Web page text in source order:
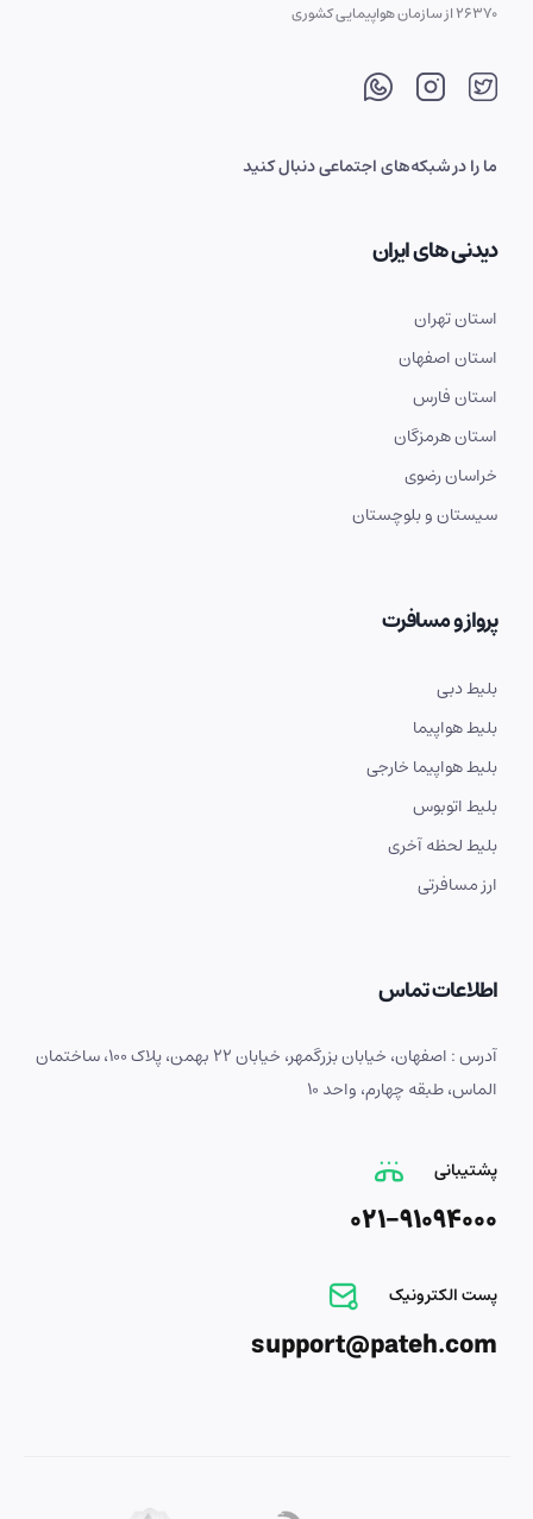
26370 از سازمان هواپیمایی کشوری
ما را در شبکه‌های اجتماعی دنبال کنید
دیدنی های ایران
استان تهران
استان اصفهان
استان فارس
استان هرمزگان
خراسان رضوی
سیستان و بلوچستان
پرواز و مسافرت
بلیط دبی
بلیط هواپیما
بلیط هواپیما خارجی
بلیط اتوبوس
بلیط لحظه آخری
ارز مسافرتی
اطلاعات تماس
آدرس : اصفهان، خیابان بزرگمهر، خیابان 22 بهمن، پلاک 100، ساختمان
الماس، طبقه چهارم، واحد 10
پشتیبانی
021-91094000
پست الکترونیک
support@pateh.com